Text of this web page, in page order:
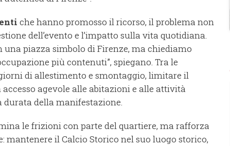
che hanno promosso il ricorso, il problema non
dell’evento e l’impatto sulla vita quotidiana.
una piazza simbolo di Firenze, ma chiediamo
più contenuti”, spiegano. Tra le
di allestimento e smontaggio, limitare il
agevole alle abitazioni e alle attività
della manifestazione.
le frizioni con parte del quartiere, ma rafforza
mantenere il Calcio Storico nel suo luogo storico,